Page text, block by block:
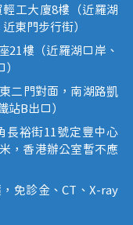
工大廈8樓（近羅湖
東門步行街）
21樓（近羅湖口岸、
二門對面，南湖路凱
站B出口）
長裕街11號定豐中心
，香港辦公室暫不應
免診金、CT、X-ray